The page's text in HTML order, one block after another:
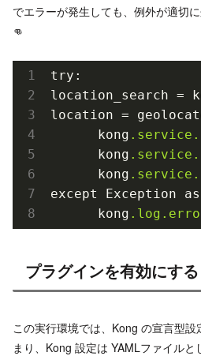
でエラーが発生しても、例外が適切
👊
try:
location_search =
location =
      kong
.service
      kong
.service
      kong
.service
except Exception
      kong
.log
プラグインを有効にする
この実行環境では、Kong の宣言型
まり、Kong 設定は YAMLファイルと